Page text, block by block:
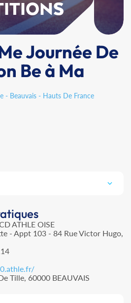
Journée De
Be à Ma
- Beauvais - Hauts De France
ATHLE OISE
- Appt 103 - 84 Rue Victor Hugo,
Tille, 60000 BEAUVAIS